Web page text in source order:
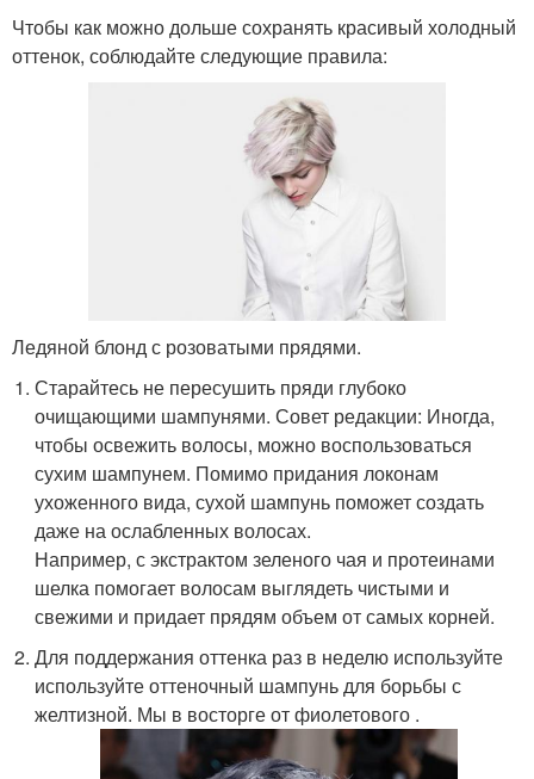
Чтобы как можно дольше сохранять красивый холодный
оттенок, соблюдайте следующие правила:
Ледяной блонд с розоватыми прядями.
Старайтесь не пересушить пряди глубоко
очищающими шампунями. Совет редакции: Иногда,
чтобы освежить волосы, можно воспользоваться
сухим шампунем. Помимо придания локонам
ухоженного вида, сухой шампунь поможет создать
даже на ослабленных волосах.
Например, с экстрактом зеленого чая и протеинами
шелка помогает волосам выглядеть чистыми и
свежими и придает прядям объем от самых корней.
Для поддержания оттенка раз в неделю используйте
используйте оттеночный шампунь для борьбы с
желтизной. Мы в восторге от фиолетового .